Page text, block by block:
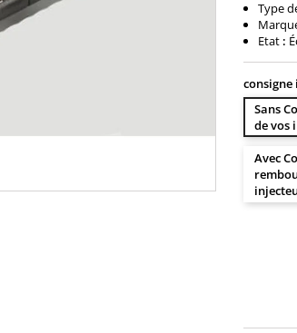
Type
Etat :
Sans
de vos
Avec